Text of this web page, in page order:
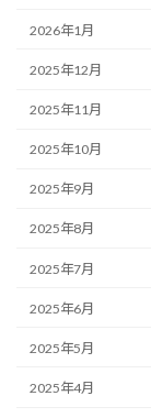
2026年1月
2025年12月
2025年11月
2025年10月
2025年9月
2025年8月
2025年7月
2025年6月
2025年5月
2025年4月